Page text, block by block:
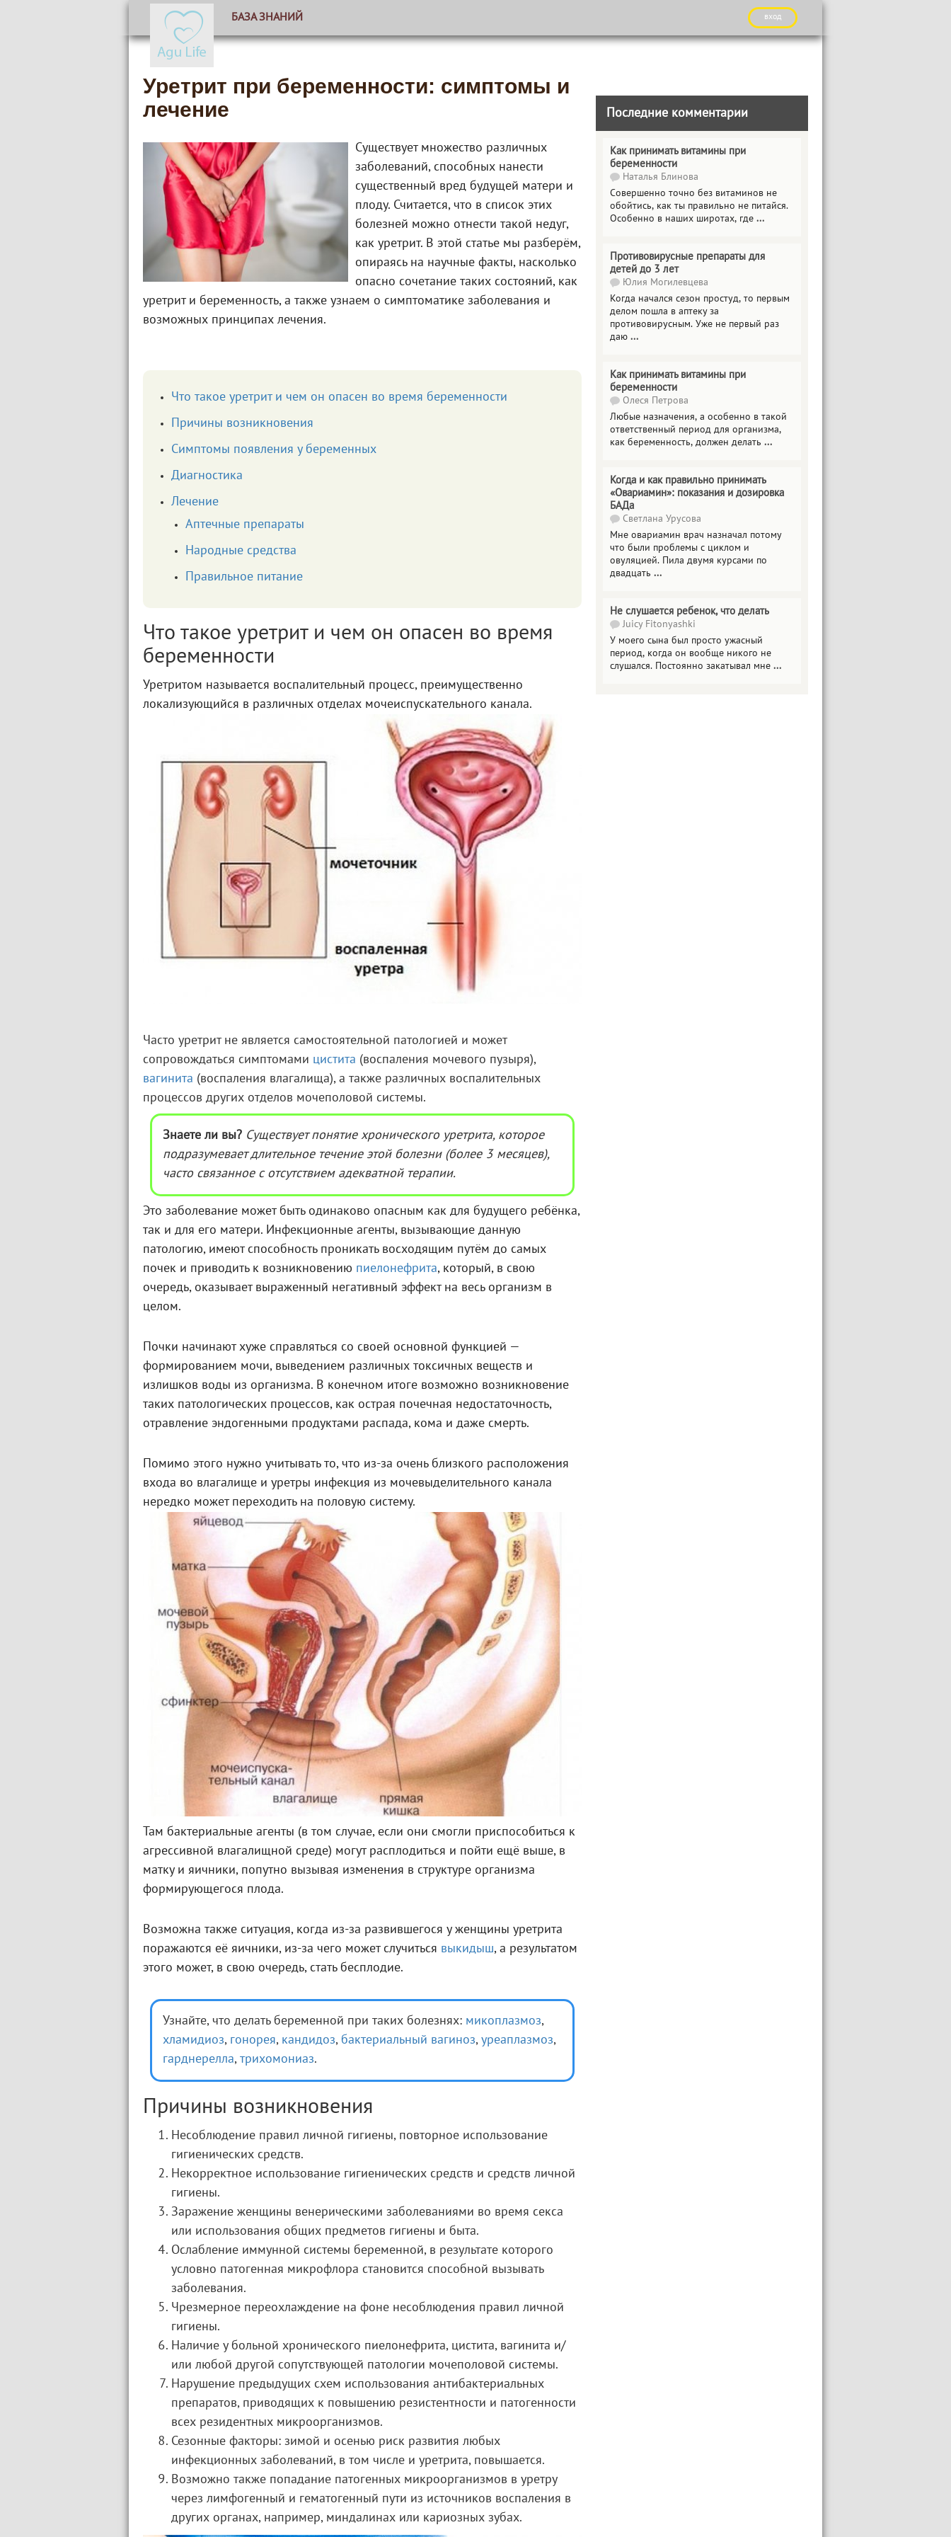
БАЗА ЗНАНИЙ вход
Уретрит при беременности: симптомы и
лечение
Существует множество различных
заболеваний, способных нанести
существенный вред будущей матери и
плоду. Считается, что в список этих
болезней можно отнести такой недуг,
как уретрит. В этой статье мы разберём,
опираясь на научные факты, насколько
опасно сочетание таких состояний, как
уретрит и беременность, а также узнаем о симптоматике заболевания и
возможных принципах лечения.
Что такое уретрит и чем он опасен во время беременности
Причины возникновения
Симптомы появления у беременных
Диагностика
Лечение
Аптечные препараты
Народные средства
Правильное питание
Что такое уретрит и чем он опасен во время
беременности
Уретритом называется воспалительный процесс, преимущественно
локализующийся в различных отделах мочеиспускательного канала.
Часто уретрит не является самостоятельной патологией и может
сопровождаться симптомами цистита (воспаления мочевого пузыря),
вагинита (воспаления влагалища), а также различных воспалительных
процессов других отделов мочеполовой системы.
Знаете ли вы? Существует понятие хронического уретрита, которое
подразумевает длительное течение этой болезни (более 3 месяцев),
часто связанное с отсутствием адекватной терапии.
Это заболевание может быть одинаково опасным как для будущего ребёнка,
так и для его матери. Инфекционные агенты, вызывающие данную
патологию, имеют способность проникать восходящим путём до самых
почек и приводить к возникновению пиелонефрита, который, в свою
очередь, оказывает выраженный негативный эффект на весь организм в
целом.
Почки начинают хуже справляться со своей основной функцией —
формированием мочи, выведением различных токсичных веществ и
излишков воды из организма. В конечном итоге возможно возникновение
таких патологических процессов, как острая почечная недостаточность,
отравление эндогенными продуктами распада, кома и даже смерть.
Помимо этого нужно учитывать то, что из-за очень близкого расположения
входа во влагалище и уретры инфекция из мочевыделительного канала
нередко может переходить на половую систему.
Там бактериальные агенты (в том случае, если они смогли приспособиться к
агрессивной влагалищной среде) могут расплодиться и пойти ещё выше, в
матку и яичники, попутно вызывая изменения в структуре организма
формирующегося плода.
Возможна также ситуация, когда из-за развившегося у женщины уретрита
поражаются её яичники, из-за чего может случиться выкидыш, а результатом
этого может, в свою очередь, стать бесплодие.
Узнайте, что делать беременной при таких болезнях: микоплазмоз,
хламидиоз,гонорея, кандидоз, бактериальный вагиноз, уреаплазмоз,
гарднерелла, трихомониаз.
Причины возникновения
Несоблюдение правил личной гигиены, повторное использование
гигиенических средств.
Некорректное использование гигиенических средств и средств личной
гигиены.
Заражение женщины венерическими заболеваниями во время секса
или использования общих предметов гигиены и быта.
Ослабление иммунной системы беременной, в результате которого
условно патогенная микрофлора становится способной вызывать
заболевания.
Чрезмерное переохлаждение на фоне несоблюдения правил личной
гигиены.
Наличие у больной хронического пиелонефрита, цистита, вагинита и/
или любой другой сопутствующей патологии мочеполовой системы.
Нарушение предыдущих схем использования антибактериальных
препаратов, приводящих к повышению резистентности и патогенности
всех резидентных микроорганизмов.
Сезонные факторы: зимой и осенью риск развития любых
инфекционных заболеваний, в том числе и уретрита, повышается.
Возможно также попадание патогенных микроорганизмов в уретру
через лимфогенный и гематогенный пути из источников воспаления в
других органах, например, миндалинах или кариозных зубах.
Последние комментарии
Как принимать витамины при
беременности
Наталья Блинова
Совершенно точно без витаминов не
обойтись, как ты правильно не питайся.
Особенно в наших широтах, где ...
Противовирусные препараты для
детей до 3 лет
Юлия Могилевцева
Когда начался сезон простуд, то первым
делом пошла в аптеку за
противовирусным. Уже не первый раз
даю ...
Как принимать витамины при
беременности
Олеся Петрова
Любые назначения, а особенно в такой
ответственный период для организма,
как беременность, должен делать ...
Когда и как правильно принимать
«Овариамин»: показания и дозировка
БАДа
Светлана Урусова
Мне овариамин врач назначал потому
что были проблемы с циклом и
овуляцией. Пила двумя курсами по
двадцать ...
Не слушается ребенок, что делать
Juicy Fitonyashki
У моего сына был просто ужасный
период, когда он вообще никого не
слушался. Постоянно закатывал мне ...